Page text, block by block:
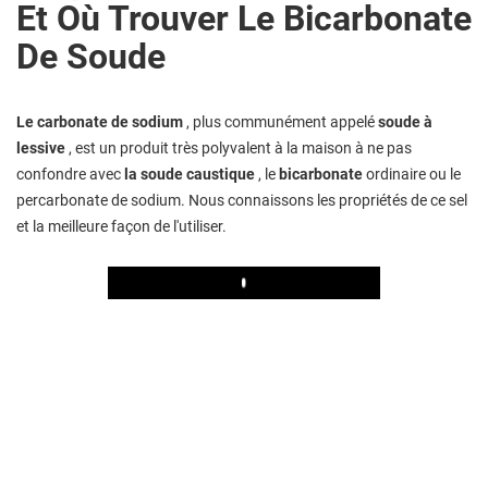
Et Où Trouver Le Bicarbonate
De Soude
Le carbonate de sodium , plus communément appelésoude à
lessive , est un produit très polyvalent à la maison à ne pas
confondre avec la soude caustique , le bicarbonateordinaire ou le
percarbonate de sodium. Nous connaissons les propriétés de ce sel
et la meilleure façon de l'utiliser.
Play